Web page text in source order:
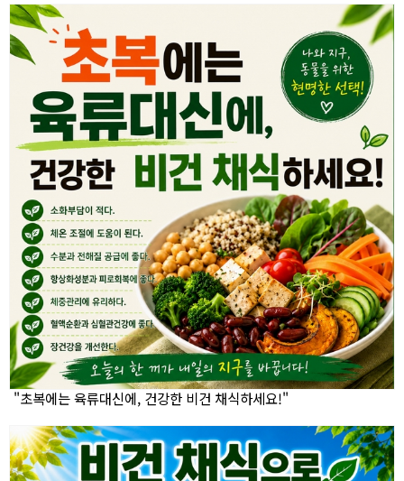
"초복에는 육류대신에, 건강한 비건 채식하세요!"